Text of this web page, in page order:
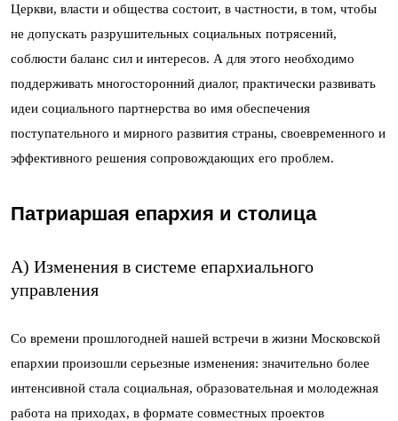
Церкви, власти и общества состоит, в частности, в том, чтобы
не допускать разрушительных социальных потрясений,
соблюсти баланс сил и интересов. А для этого необходимо
поддерживать многосторонний диалог, практически развивать
идеи социального партнерства во имя обеспечения
поступательного и мирного развития страны, своевременного и
эффективного решения сопровождающих его проблем.
Патриаршая епархия и столица
А) Изменения в системе епархиального
управления
Со времени прошлогодней нашей встречи в жизни Московской
епархии произошли серьезные изменения: значительно более
интенсивной стала социальная, образовательная и молодежная
работа на приходах, в формате совместных проектов